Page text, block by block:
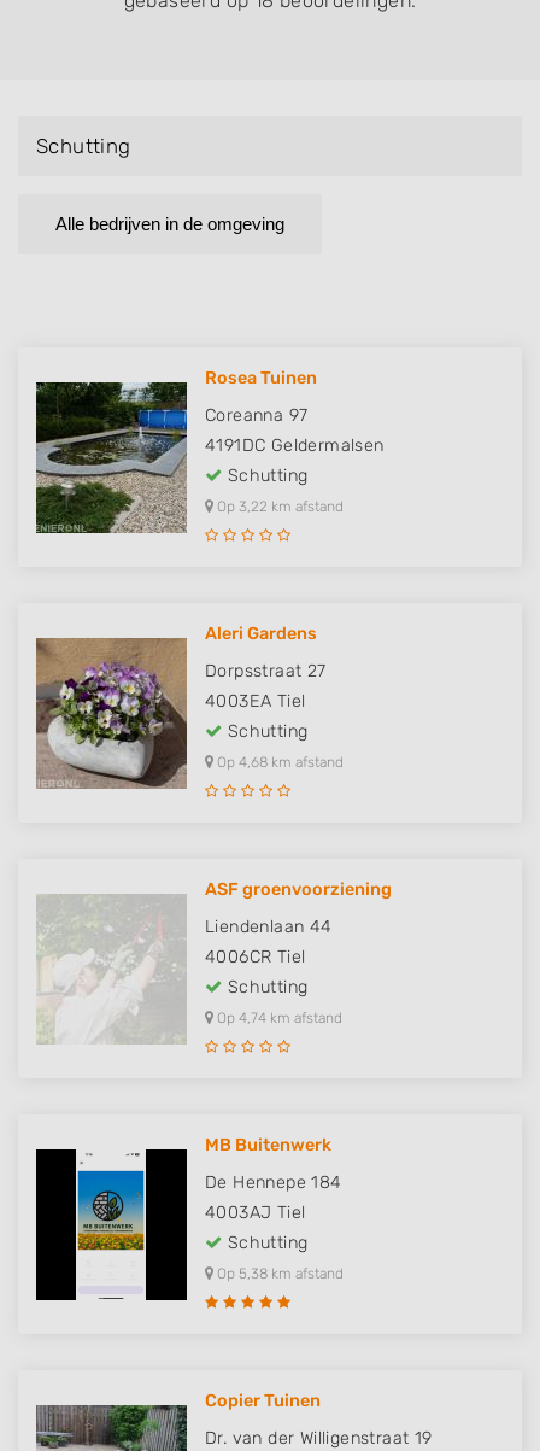
Schutting
Alle bedrijven in de omgeving
Rosea Tuinen
Coreanna 97
4191DC Geldermalsen
Schutting
Op 3,22 km afstand
Aleri Gardens
Dorpsstraat 27
4003EA Tiel
Schutting
Op 4,68 km afstand
ASF groenvoorziening
Liendenlaan 44
4006CR Tiel
Schutting
Op 4,74 km afstand
MB Buitenwerk
De Hennepe 184
4003AJ Tiel
Schutting
Op 5,38 km afstand
Copier Tuinen
Dr. van der Willigenstraat 19